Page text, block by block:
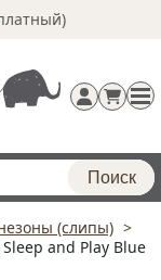
Регистрация
Поиск
(слипы)
and Play Blue